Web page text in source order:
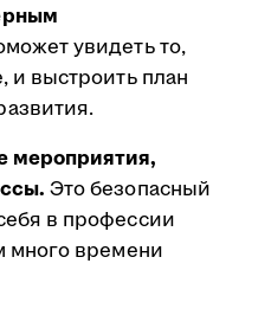
увидеть то,
и выстроить план
мероприятия,
Это безопасный
в профессии
много времени